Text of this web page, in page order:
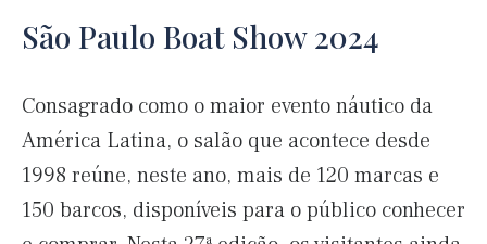
São Paulo Boat Show 2024
Consagrado como o maior evento náutico da
América Latina, o salão que acontece desde
1998 reúne, neste ano, mais de 120 marcas e
150 barcos, disponíveis para o público conhecer